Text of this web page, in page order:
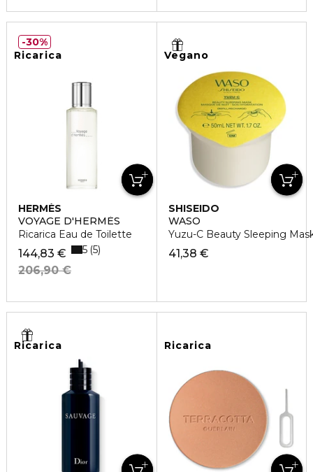
Ricarica
HERMÈS
VOYAGE D'HERMÈS
Ricarica Eau de Toilette
144,83 €
206,90 €
5 5
30%
Vegano
SHISEIDO
WASO
Yuzu-C Beauty Sleeping
41,38 €
Ricarica Ricarica